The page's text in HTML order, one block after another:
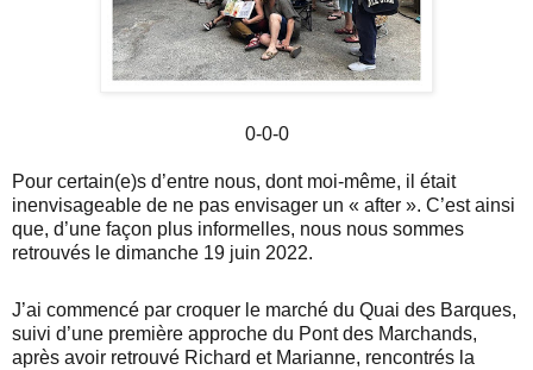
0-0-0
Pour certain(e)s d’entre nous, dont moi-même, il était
inenvisageable de ne pas envisager un « after ». C’est ainsi
que, d’une façon plus informelles, nous nous sommes
retrouvés le dimanche 19 juin 2022.
J’ai commencé par croquer le marché du Quai des Barques,
suivi d’une première approche du Pont des Marchands,
après avoir retrouvé Richard et Marianne, rencontrés la